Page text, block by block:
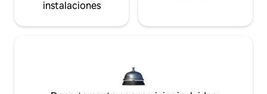
instalaciones